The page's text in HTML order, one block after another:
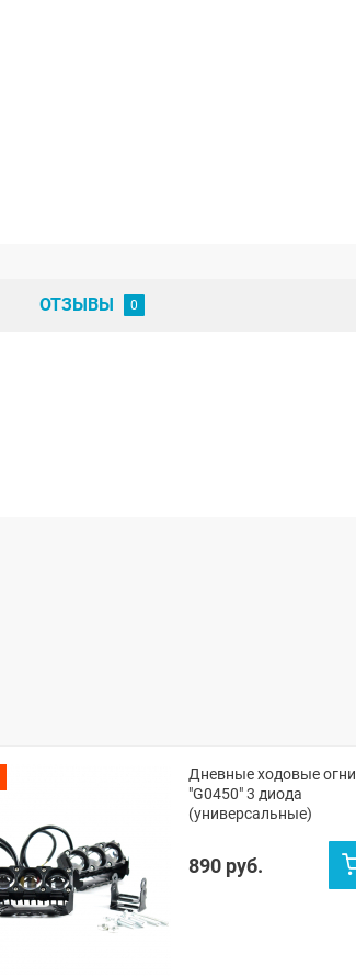
ОТЗЫВЫ
Дневные ходовые огни
"G0450" 3 диода
(универсальные)
890 руб.